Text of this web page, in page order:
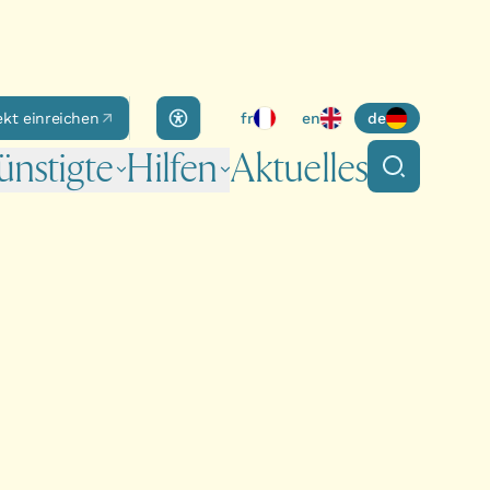
Hilfen Aktuelles Suche
einreichen Accessibility panel
fr en de